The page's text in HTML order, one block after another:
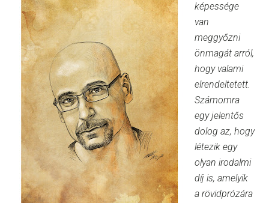
képessége
van
meggyőzni
önmagát arról,
hogy valami
elrendeltetett.
Számomra
egy jelentős
dolog az, hogy
létezik egy
olyan irodalmi
díj is, amelyik
a rövidprózára